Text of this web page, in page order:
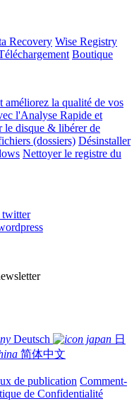
Recovery Wise Registry
Boutique
améliorez la qualité de vos
l'Analyse Rapide et
le disque & libérer de
(dossiers) Désinstaller
Nettoyer le registre du
Deutsch
日
简体中文
de publication Comment-
de Confidentialité